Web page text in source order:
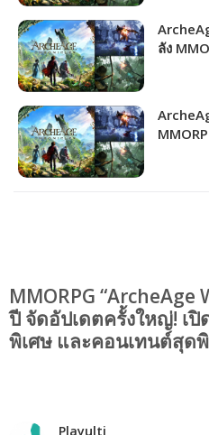
ลัง
MMORPG “ArcheAge
ปี จัดอัปเดตครั้งใหญ่! เ
พิเศษ และคอนเทนต์สุด
Playulti